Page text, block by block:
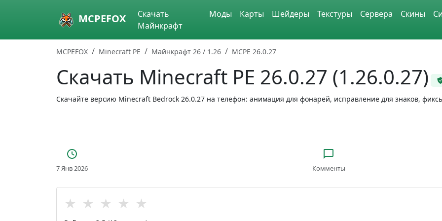
Skip to main content MCPEFOX
Скачать
Майнкрафт
Моды Карты Шейдеры Текстуры Сервера Скины
MCPEFOX Minecraft PE Майнкрафт 26 / 1.26 MCPE 26.0.27
Скачать Minecraft PE 26.0.27 (1.26.0.27)
Скачайте версию Minecraft Bedrock 26.0.27 на телефон: анимация для фонарей, исправление для знаков,
7 Янв 2026 Комменты
★ ★ ★ ★ ★